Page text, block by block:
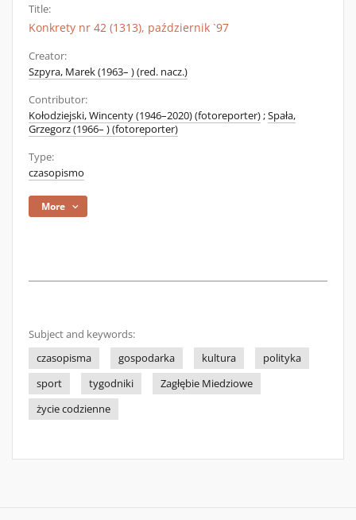
Title:
Konkrety nr 42 (1313), październik `97
Creator:
Szpyra, Marek (1963– ) (red. nacz.)
Contributor:
Kołodziejski, Wincenty (1946–2020) (fotoreporter);Spała,
Grzegorz (1966– ) (fotoreporter)
Type:
czasopismo
More
Subject and keywords:
czasopisma
gospodarka kultura
polityka
sport
tygodniki
Zagłębie Miedziowe
życie codzienne